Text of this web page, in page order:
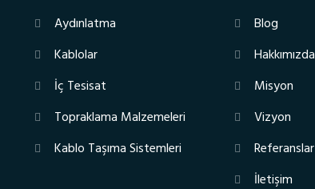
Aydınlatma
Kablolar
İç Tesisat
Topraklama Malzemeleri
Kablo Taşıma Sistemleri
Blog
Hakkımızda
Misyon
Vizyon
Referanslar
İletişim